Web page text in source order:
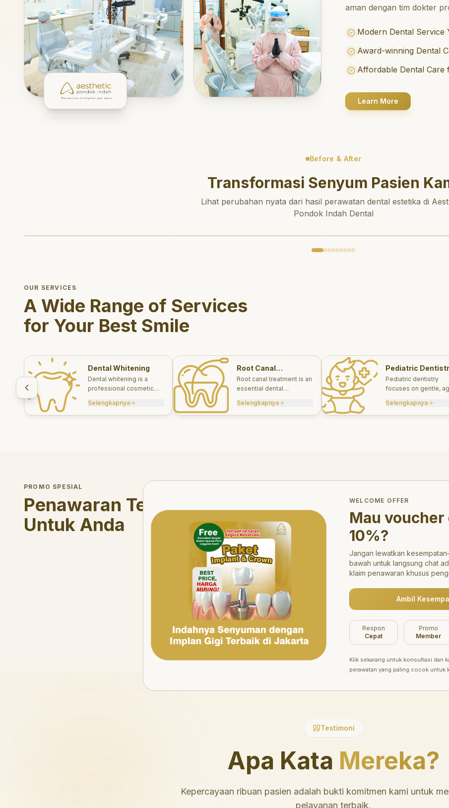
aman dengan tim dokter
Modern Dental Service
Award-winning Dental
Affordable Dental Care
Learn More
Before & After
Transformasi Senyum Pasien
Lihat perubahan nyata dari hasil perawatan dental estetika di
Pondok Indah Dental
OUR SERVICES
A Wide Range of Services
for Your Best Smile
Dental Whitening
Dental whitening is a
professional cosmetic
brighten your smile safely
and effectively.
Selengkapnya
Root Canal
Treatments
Root canal treatment is an
essential dental
save a tooth that has
been severely damaged
Selengkapnya
Pediatric
Pediatric dentistry
focuses on gentle,
for infants, children,
teens.
Selengkapnya
PROMO SPESIAL
Penawaran Terbatas
Untuk Anda
Belum ada promo tersedia saat ini.
Testimoni
Apa Kata Mereka?
Kepercayaan ribuan pasien adalah bukti komitmen kami untuk
pelayanan terbaik.
Welcome Offer
WELCOME OFFER
Mau voucher
10%?
Jangan lewatkan
bawah untuk langsung chat
klaim penawaran khusus
Ambil
Respon
Cepat
Promo
Member
Klik sekarang untuk konsultasi dan
perawatan yang paling cocok untuk